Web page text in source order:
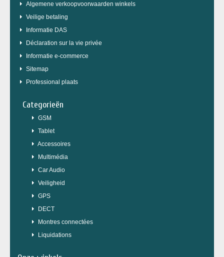
Algemene verkoopvoorwaarden winkels
Veilige betaling
Informatie DAS
Déclaration sur la vie privée
Informatie e-commerce
Sitemap
Professional plaats
Categorieën
GSM
Tablet
Accessoires
Multimédia
Car Audio
Veiligheid
GPS
DECT
Montres connectées
Liquidations